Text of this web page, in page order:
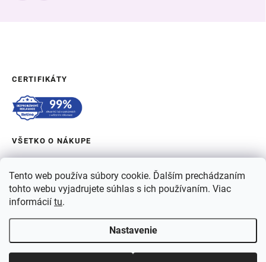
Tento web používa súbory cookie. Ďalším prechádzaním
tohto webu vyjadrujete súhlas s ich používaním. Viac
informácií tu.
Nastavenie
CERTIFIKÁTY
VŠETKO O NÁKUPE
OBJEDNÁVKA A DOPRAVA
O BERGAME
Copyright 2026BERGAMSK. Všetky práva vyhradené.